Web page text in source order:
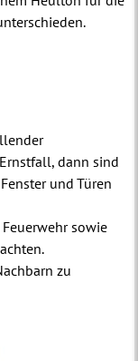
dann sind
und Türen
sowie
zu